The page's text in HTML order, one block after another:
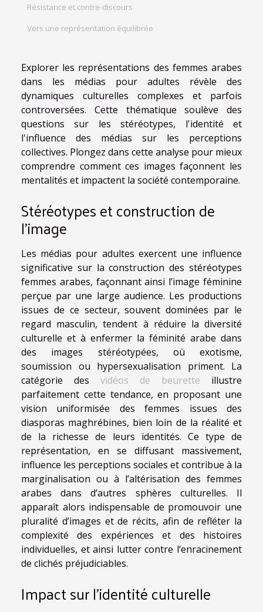
Résistance et contre-discours
Vers une représentation équilibrée
Explorer les représentations des femmes arabes
dans les médias pour adultes révèle des
dynamiques culturelles complexes et parfois
controversées. Cette thématique soulève des
questions sur les stéréotypes, l'identité et
l'influence des médias sur les perceptions
collectives. Plongez dans cette analyse pour mieux
comprendre comment ces images façonnent les
mentalités et impactent la société contemporaine.
Stéréotypes et construction de
l’image
Les médias pour adultes exercent une influence
significative sur la construction des stéréotypes
femmes arabes, façonnant ainsi l’image féminine
perçue par une large audience. Les productions
issues de ce secteur, souvent dominées par le
regard masculin, tendent à réduire la diversité
culturelle et à enfermer la féminité arabe dans
des images stéréotypées, où exotisme,
soumission ou hypersexualisation priment. La
catégorie des vidéos de beurette illustre
parfaitement cette tendance, en proposant une
vision uniformisée des femmes issues des
diasporas maghrébines, bien loin de la réalité et
de la richesse de leurs identités. Ce type de
représentation, en se diffusant massivement,
influence les perceptions sociales et contribue à la
marginalisation ou à l’altérisation des femmes
arabes dans d’autres sphères culturelles. Il
apparaît alors indispensable de promouvoir une
pluralité d’images et de récits, afin de refléter la
complexité des expériences et des histoires
individuelles, et ainsi lutter contre l’enracinement
de clichés préjudiciables.
Impact sur l’identité culturelle